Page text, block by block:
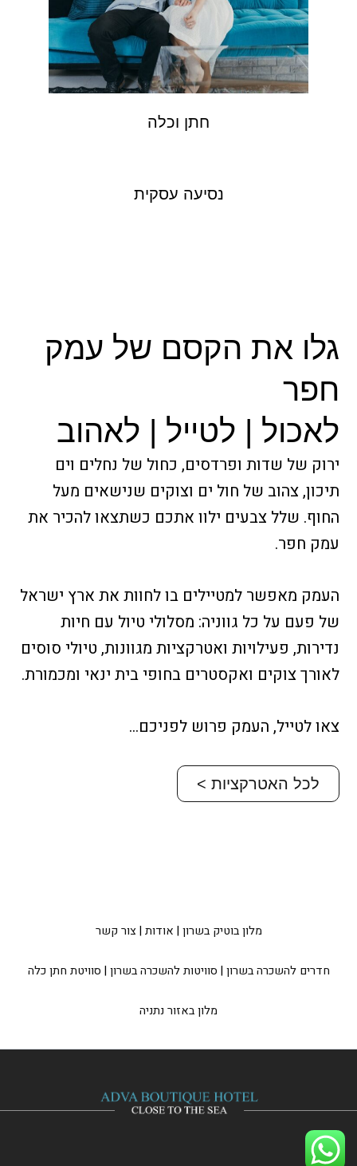
חתן וכלה
נסיעה עסקית
גלו את הקסם של עמק
חפר
לאכול | לטייל | לאהוב
ירוק של שדות ופרדסים, כחול של נחלים וים
תיכון, צהוב של חול ים וצוקים שנישאים מעל
החוף. שלל צבעים ילוו אתכם כשתצאו להכיר את
עמק חפר.
העמק מאפשר למטיילים בו לחוות את ארץ ישראל
של פעם על כל גווניה: מסלולי טיול עם חיות
נדירות, פעילויות ואטרקציות מגוונות, טיולי סוסים
לאורך צוקים ואקסטרים בחופי בית ינאי ומכמורת.
צאו לטייל, העמק פרוש לפניכם…
לכל האטרקציות >
מלון בוטיק בשרון | אודות |צור קשר
חדרים להשכרה בשרון | סוויטות להשכרה בשרון | סוויטת חתן כלה
מלון באזור נתניה